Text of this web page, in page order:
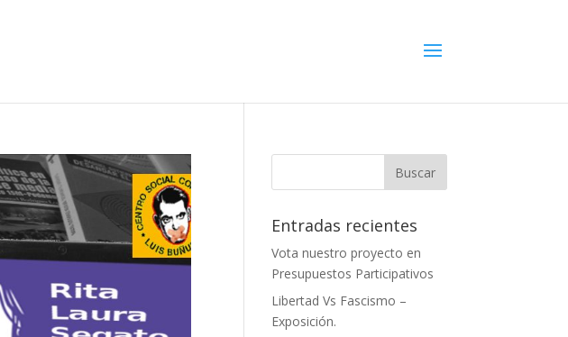
Entradas recientes
Vota nuestro proyecto en
Presupuestos Participativos
Libertad Vs Fascismo –
Exposición.